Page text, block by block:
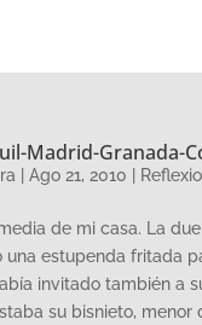
Madrid-Granada-
Ago 21, 2010
de mi casa. La
una estupenda fritada
invitado también a
su bisnieto, menor